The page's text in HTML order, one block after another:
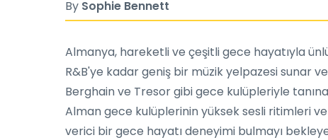
By Sophie Bennett
Almanya, hareketli ve çeşitli gece hayatıyla
R&B'ye kadar geniş bir müzik yelpazesi sunar
Berghain ve Tresor gibi gece kulüpleriyle
Alman gece kulüplerinin yüksek sesli ritimleri
verici bir gece hayatı deneyimi bulmayı